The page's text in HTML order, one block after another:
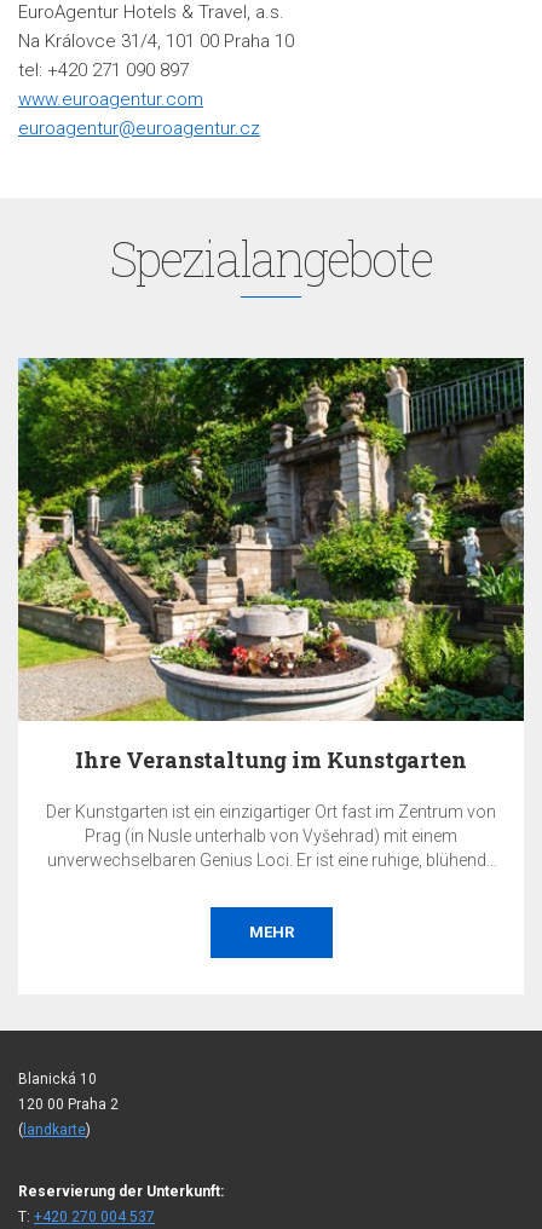
EuroAgentur Hotels & Travel, a.s.
Na Královce 31/4, 101 00 Praha 10
tel: +420 271 090 897
www.euroagentur.com
euroagentur@euroagentur.cz
Spezialangebote
Ihre Veranstaltung im Kunstgarten
Der Kunstgarten ist ein einzigartiger Ort fast im Zentrum von
Prag (in Nusle unterhalb von Vyšehrad) mit einem
unverwechselbaren Genius Loci. Er ist eine ruhige, blühende
private oder geschäftliche Veranstaltung ausrichten – sei es
eine Hochzeit, eine Gartenparty, eine Konferenz, eine
Präsentation, ein Konzert, ein gesellschaftlicher Abend, eine
MEHR
Blanická 10
120 00 Praha 2
( landkarte)
Reservierung der Unterkunft:
T: +420 270 004 537